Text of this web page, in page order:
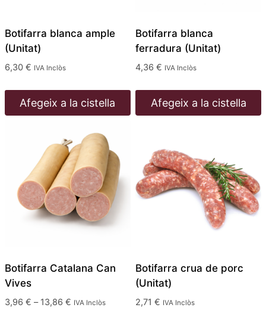
Botifarra blanca ample
(Unitat)
6,30 € IVA Inclòs
Afegeix a la cistella
Botifarra blanca
ferradura (Unitat)
4,36 € IVA Inclòs
Afegeix a la cistella
Botifarra Catalana Can
Vives
3,96 € – 13,86 €Interval
IVA Inclòs
Botifarra crua de porc
(Unitat)
2,71 € IVA Inclòs